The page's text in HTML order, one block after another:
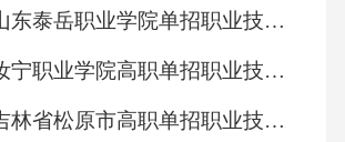
全力以赴，迎接挑战。03让梦
是怎样的心情？是充满感激，
01我想对你说希望那时的你，
2027年山东泰岳职业学院单招职业技能考试模拟试卷及答案详解1套
2024年汝宁职业学院高职单招职业技能考试题库【名校卷】附答案详解
2027年吉林省松原市高职单招职业技能考试题库（考点精练）附答案详解